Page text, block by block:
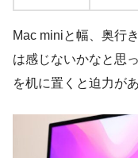
Mac miniと幅、奥行
は感じないかなと思
を机に置くと迫力が